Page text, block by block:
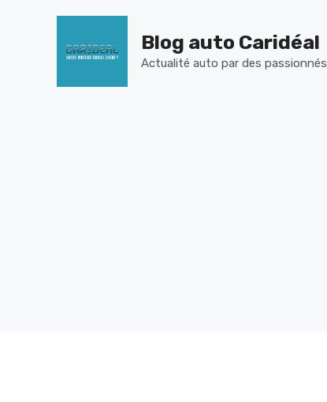
Blog auto Caridéal
Actualité auto par des passionnés